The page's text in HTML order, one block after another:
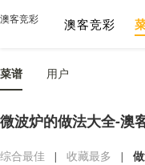
澳客竞彩 澳客竞彩
菜谱 用户
微波炉的做法大全-澳
综合最佳 | 收藏最多 |